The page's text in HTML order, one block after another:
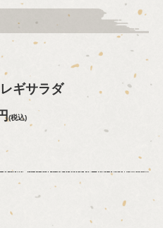
ギサラダ
(税込)
ピー
閉じる